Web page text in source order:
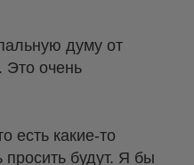
думу от
Это очень
есть какие-то
будут. Я бы